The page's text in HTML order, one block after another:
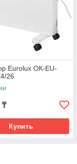
Eurolux ОК-EU-
26
₸
Купить